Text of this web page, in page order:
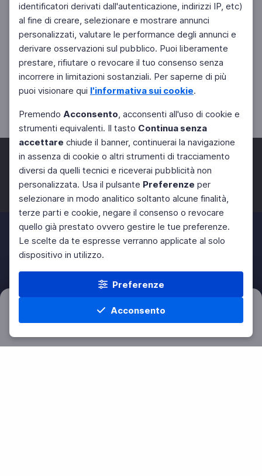
identificatori derivati dall'autenticazione, indirizzi IP, etc)
al fine di creare, selezionare e mostrare annunci
personalizzati, valutare le performance degli annunci e
derivare osservazioni sul pubblico. Puoi liberamente
prestare, rifiutare o revocare il tuo consenso senza
incorrere in limitazioni sostanziali. Per saperne di più
puoi visionare qui l'informativa sui cookie.
Premendo Acconsento, acconsenti all'uso di cookie e
strumenti equivalenti. Il tasto Continua senza
accettare chiude il banner, continuerai la navigazione
in assenza di cookie o altri strumenti di tracciamento
diversi da quelli tecnici e riceverai pubblicità non
personalizzata. Usa il pulsante Preferenze per
selezionare in modo analitico soltanto alcune finalità,
terze parti e cookie, negare il consenso o revocare
quello già prestato ovvero gestire le tue preferenze.
Le scelte da te espresse verranno applicate al solo
dispositivo in utilizzo.
Preferenze
Acconsento
Home Materie Cerca Menu
Facebook Twitter Instagram